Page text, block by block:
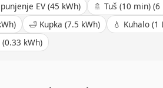
EV (45 kWh) 🚿 Tuš (10 min) (6
🛁 Kupka (7.5 kWh) 💧 Kuhalo (1
(0.33 kWh)